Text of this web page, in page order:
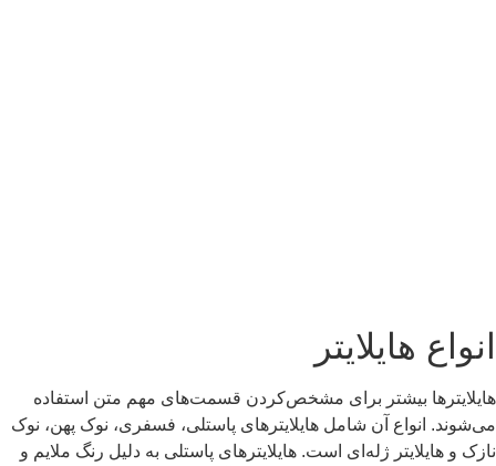
انواع هایلایتر
هایلایترها بیشتر برای مشخص‌کردن قسمت‌های مهم متن استفاده
می‌شوند. انواع آن شامل هایلایترهای پاستلی، فسفری، نوک پهن، نوک
نازک و هایلایتر ژله‌ای است. هایلایترهای پاستلی به دلیل رنگ ملایم و